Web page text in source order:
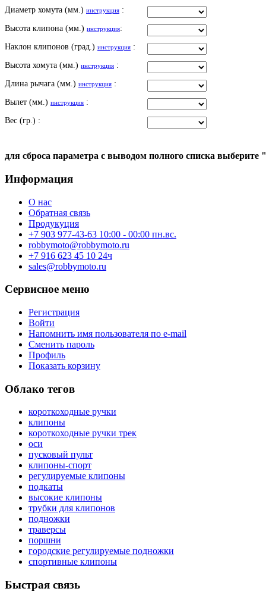
Диаметр хомута (мм.) инструкция :
Высота клипона (мм.) инструкция:
Наклон клипонов (град.) инструкция :
Высота хомута (мм.) инструкция :
Длина рычага (мм.) инструкция :
Вылет (мм.) инструкция :
Вес (гр.) :
для сброса параметра с выводом полного списка
Информация
О нас
Обратная связь
Продукуция
+7 903 977-43-63 10:00 - 00:00 пн.вс.
robbymoto@robbymoto.ru
+7 916 623 45 10 24ч
sales@robbymoto.ru
Сервисное меню
Регистрация
Войти
Напомнить имя пользователя по e-mail
Сменить пароль
Профиль
Показать корзину
Облако тегов
короткоходные ручки
клипоны
короткоходные ручки трек
оси
пусковый пульт
клипоны-спорт
регулируемые клипоны
подкаты
высокие клипоны
трубки для клипонов
подножки
траверсы
поршни
городские регулируемые подножки
спортивные клипоны
Быстрая связь